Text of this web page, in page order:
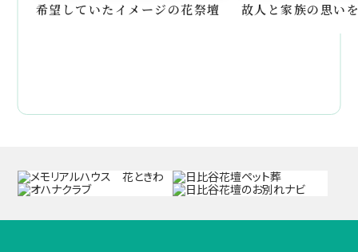
希望していたイメージの花祭壇 故人と家族の思い